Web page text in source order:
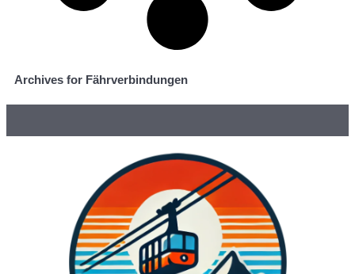
Archives for Fährverbindungen